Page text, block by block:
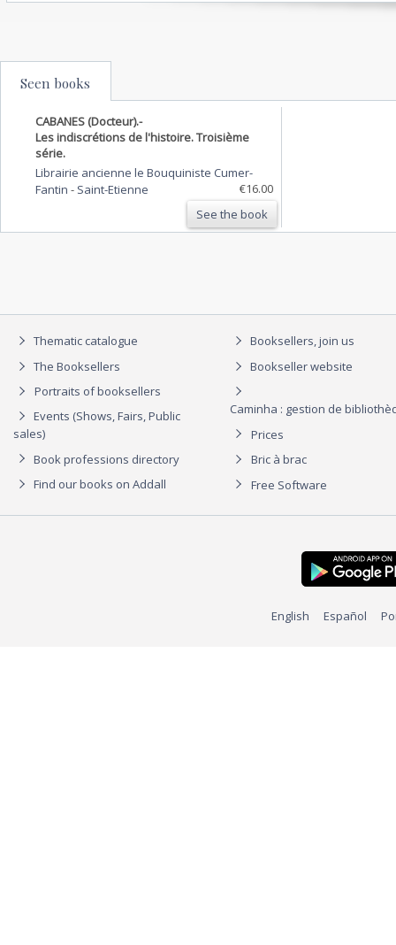
Seen books
CABANES (Docteur).-
Les indiscrétions de l'histoire. Troisième
série.
Librairie ancienne le Bouquiniste Cumer-
Fantin - Saint-Etienne
€16.00
See the book
Thematic catalogue
The Booksellers
Portraits of booksellers
Events (Shows, Fairs, Public
sales)
Book professions directory
Find our books on Addall
Booksellers, join us
Bookseller website
Caminha : gestion de
Prices
Bric à brac
Free Software
English Español